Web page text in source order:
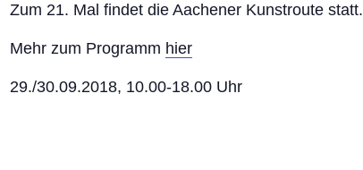
Zum 21. Mal findet die Aachener Kunstroute statt.
Mehr zum Programm hier
29./30.09.2018, 10.00-18.00 Uhr